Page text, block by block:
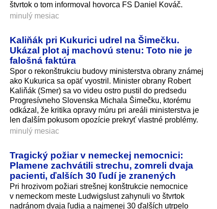
štvrtok o tom informoval hovorca FS Daniel Kováč.
minulý mesiac
Kaliňák pri Kukurici udrel na Šimečku.
Ukázal plot aj machovú stenu: Toto nie je
falošná faktúra
Spor o rekonštrukciu budovy ministerstva obrany známej
ako Kukurica sa opäť vyostril. Minister obrany Robert
Kaliňák (Smer) sa vo videu ostro pustil do predsedu
Progresívneho Slovenska Michala Šimečku, ktorému
odkázal, že kritika opravy múru pri areáli ministerstva je
len ďalším pokusom opozície prekryť vlastné problémy.
minulý mesiac
Tragický požiar v nemeckej nemocnici:
Plamene zachvátili strechu, zomreli dvaja
pacienti, ďalších 30 ľudí je zranených
Pri hrozivom požiari strešnej konštrukcie nemocnice
v nemeckom meste Ludwigslust zahynuli vo štvrtok
nadránom dvaja ľudia a najmenej 30 ďalších utrpelo